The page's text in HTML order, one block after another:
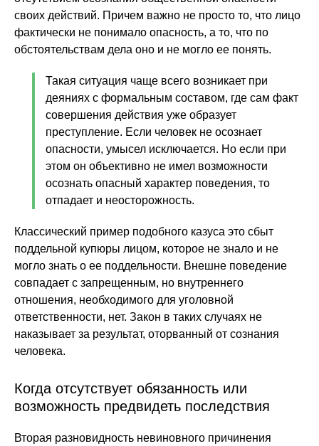
своих действий. Причем важно не просто то, что лицо
фактически не понимало опасность, а то, что по
обстоятельствам дела оно и не могло ее понять.
Такая ситуация чаще всего возникает при
деяниях с формальным составом, где сам факт
совершения действия уже образует
преступление. Если человек не осознает
опасности, умысел исключается. Но если при
этом он объективно не имел возможности
осознать опасный характер поведения, то
отпадает и неосторожность.
Классический пример подобного казуса это сбыт
поддельной купюры лицом, которое не знало и не
могло знать о ее поддельности. Внешне поведение
совпадает с запрещенным, но внутреннего
отношения, необходимого для уголовной
ответственности, нет. Закон в таких случаях не
наказывает за результат, оторванный от сознания
человека.
Когда отсутствует обязанность или
возможность предвидеть последствия
Вторая разновидность невиновного причинения